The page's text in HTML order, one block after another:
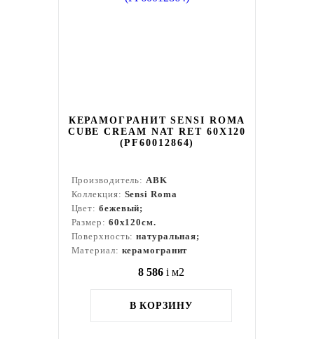
КЕРАМОГРАНИТ SENSI ROMA
CUBE CREAM NAT RET 60X120
(PF60012864)
Производитель:ABK
Коллекция: Sensi Roma
Цвет: бежевый;
Размер: 60x120см.
Поверхность:натуральная;
Материал: керамогранит
8 586 i м2
В КОРЗИНУ